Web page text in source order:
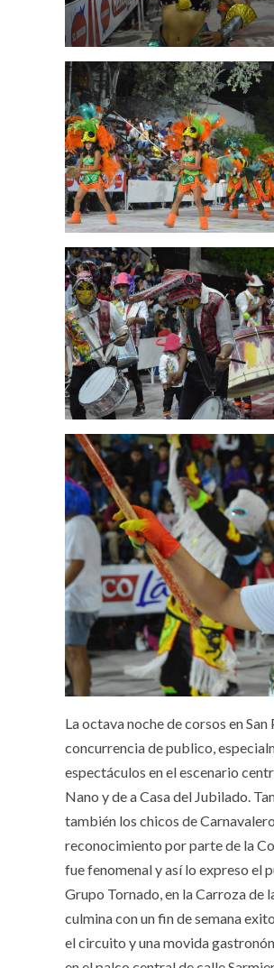
La octava noche de corsos en
concurrencia de publico,
espectáculos en el escenario
Nano y de a Casa del Jubilado.
también los chicos de
reconocimiento por parte de la
fue fenomenal y así lo expreso el
Grupo Tornado, en la Carroza de
culmina con un fin de semana
el circuito y una movida